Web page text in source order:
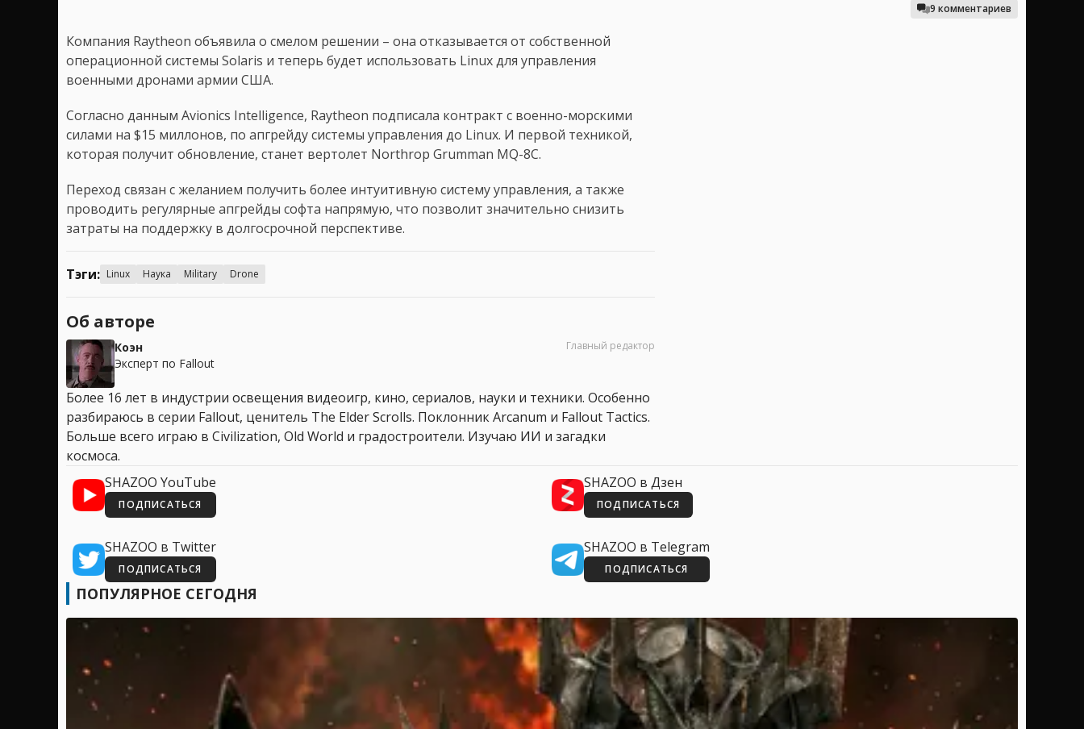
9 комментариев
Компания Raytheon объявила о смелом решении – она отказывается от собственной
операционной системы Solaris и теперь будет использовать Linux для управления
военными дронами армии США.
Согласно данным Avionics Intelligence, Raytheon подписала контракт с военно-морскими
силами на $15 миллонов, по апгрейду системы управления до Linux. И первой техникой,
которая получит обновление, станет вертолет Northrop Grumman MQ-8C.
Переход связан с желанием получить более интуитивную систему управления, а также
проводить регулярные апгрейды софта напрямую, что позволит значительно снизить
затраты на поддержку в долгосрочной перспективе.
Тэги: Linux Наука Military Drone
Об авторе
Коэн
Эксперт по Fallout
Главный редактор
Более 16 лет в индустрии освещения видеоигр, кино, сериалов, науки и техники. Особенно
разбираюсь в серии Fallout, ценитель The Elder Scrolls. Поклонник Arcanum и Fallout Tactics.
Больше всего играю в Civilization, Old World и градостроители. Изучаю ИИ и загадки
космоса.
SHAZOO YouTube
ПОДПИСАТЬСЯ
SHAZOO в Дзен
ПОДПИСАТЬСЯ
SHAZOO в Twitter
ПОДПИСАТЬСЯ
SHAZOO в Telegram
ПОДПИСАТЬСЯ
ПОПУЛЯРНОЕ СЕГОДНЯ